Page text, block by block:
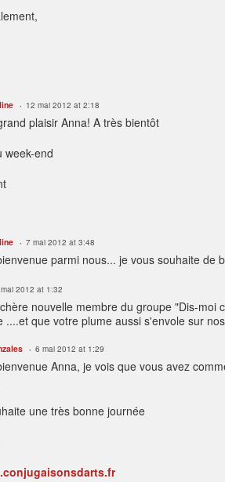
12 mai 2012 at 2:18
plaisir Anna! A très bientôt
week-end
7 mai 2012 at 3:48
parmi nous... je vous souhaite de
2012 at 1:32
nouvelle membre du groupe "Dis-moi
....et que votre plume aussi s'envole sur
6 mai 2012 at 1:29
Anna, je vois que vous avez
une très bonne journée